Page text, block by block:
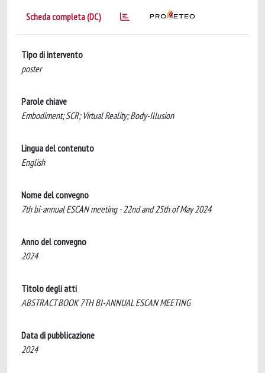
Scheda completa (DC)
Tipo di intervento
poster
Parole chiave
Embodiment; SCR; Virtual Reality; Body-Illusion
Lingua del contenuto
English
Nome del convegno
7th bi-annual ESCAN meeting - 22nd and 25th of May 2024
Anno del convegno
2024
Titolo degli atti
ABSTRACT BOOK 7TH BI-ANNUAL ESCAN MEETING
Data di pubblicazione
2024